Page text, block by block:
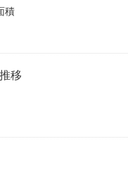
積
移